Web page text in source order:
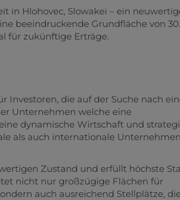
in Hlohovec, Slowakei – ein
beeindruckende Grundfläche von
für zukünftige Erträge.
Investoren, die auf der Suche nach
Unternehmen welche eine
dynamische Wirtschaft und
als auch internationale Unternehmen
Zustand und erfüllt höchste
nicht nur großzügige Flächen für
auch ausreichend Stellplätze,